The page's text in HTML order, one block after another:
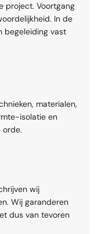
project. Voortgang
In de
begeleiding vast
materialen,
isolatie en
orde.
wij
Wij garanderen
dus van tevoren